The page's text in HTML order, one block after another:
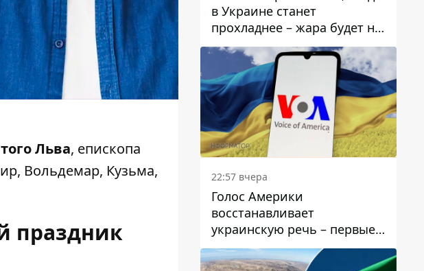
Льва, епископа
Вольдемар, Кузьма,
праздник
в Украине станет
прохладнее – жара будет не
долго
22:57 вчера
Голос Америки
восстанавливает
украинскую речь – первые
эфиры ожидаются на
следующей неделе